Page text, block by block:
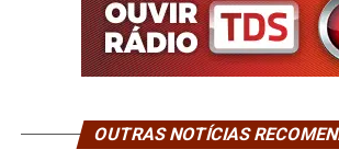
OUTRAS NOTÍCIAS